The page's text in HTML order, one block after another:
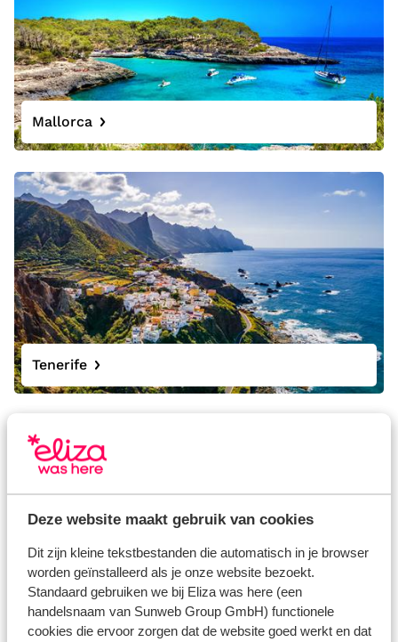
Deze website maakt gebruik van cookies
Dit zijn kleine tekstbestanden die automatisch in je browser
worden geïnstalleerd als je onze website bezoekt.
Standaard gebruiken we bij Eliza was here (een
handelsnaam van Sunweb Group GmbH) functionele
cookies die ervoor zorgen dat de website goed werkt en dat
Mallorca
Tenerife
Lanzarote